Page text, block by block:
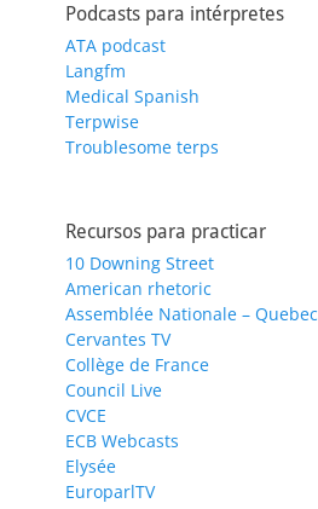
Podcasts para intérpretes
ATA podcast
Langfm
Medical Spanish
Terpwise
Troublesome terps
Recursos para practicar
10 Downing Street
American rhetoric
Assemblée Nationale – Quebec
Cervantes TV
Collège de France
Council Live
CVCE
ECB Webcasts
Elysée
EuroparlTV